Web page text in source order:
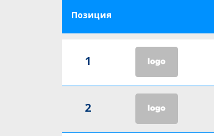
Позиция
1
2